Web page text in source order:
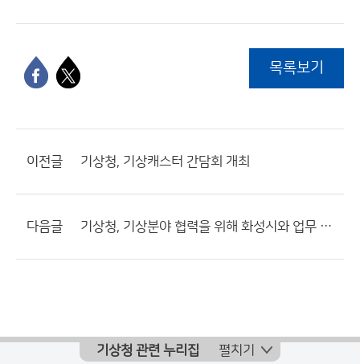
목록보기
이전글 기상청, 기상캐스터 간담회 개최
다음글 기상청, 기상분야 협력을 위해 화성시와 업무 협약(MOU) 체결
기상청 관련 누리집 펼치기